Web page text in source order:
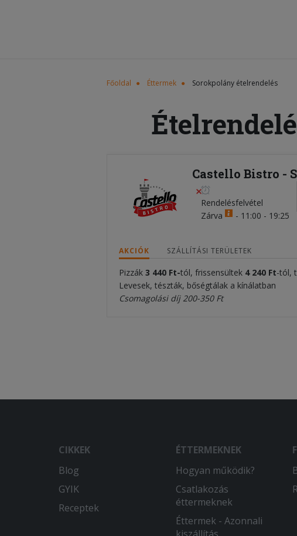
Főoldal Éttermek Sorokpolány ételrendelés
Castello Bistro -
Rendelésfelvétel
Zárva
- 11:00 - 19:25
AKCIÓK SZÁLLÍTÁSI TERÜLETEK
Pizzák 3 440 Ft-tól, frissensültek 4 240 Ft-tól,
Levesek, tészták, bőségtálak a kínálatban
Csomagolási díj 200-350 Ft
CIKKEK
Blog
GYIK
Receptek
ÉTTERMEKNEK
Hogyan működik?
Csatlakozás
éttermeknek
Éttermek - Azonnali